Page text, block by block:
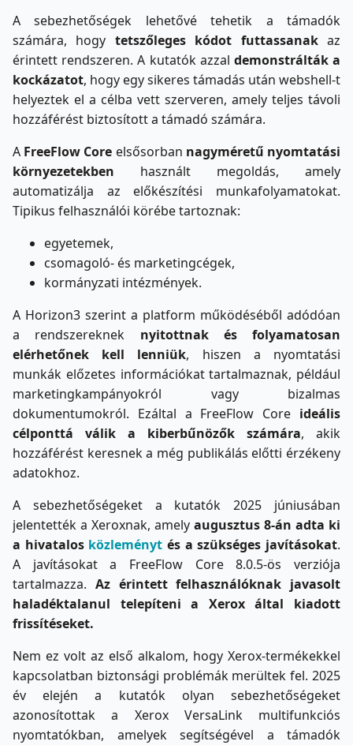
A sebezhetőségek lehetővé tehetik a támadók
számára, hogy tetszőleges kódot futtassanakaz
érintett rendszeren. A kutatók azzal demonstrálták a
kockázatot, hogy egy sikeres támadás után webshell-t
helyeztek el a célba vett szerveren, amely teljes távoli
hozzáférést biztosított a támadó számára.
A FreeFlow Core elsősorban nagyméretű nyomtatási
környezetekben használt megoldás, amely
automatizálja az előkészítési munkafolyamatokat.
Tipikus felhasználói körébe tartoznak:
egyetemek,
csomagoló- és marketingcégek,
kormányzati intézmények.
A Horizon3 szerint a platform működéséből adódóan
a rendszereknek nyitottnak és folyamatosan
elérhetőnek kell lenniük, hiszen a nyomtatási
munkák előzetes információkat tartalmaznak, például
marketingkampányokról vagy bizalmas
dokumentumokról. Ezáltal a FreeFlow Core ideális
célponttá válik a kiberbűnözők számára, akik
hozzáférést keresnek a még publikálás előtti érzékeny
adatokhoz.
A sebezhetőségeket a kutatók 2025 júniusában
jelentették a Xeroxnak, amely augusztus 8-án adta ki
a hivatalos közleményt és a szükséges javításokat.
A javításokat a FreeFlow Core 8.0.5-ös verziója
tartalmazza. Az érintett felhasználóknak javasolt
haladéktalanul telepíteni a Xerox által kiadott
frissítéseket.
Nem ez volt az első alkalom, hogy Xerox-termékekkel
kapcsolatban biztonsági problémák merültek fel. 2025
év elején a kutatók olyan sebezhetőségeket
azonosítottak a Xerox VersaLink multifunkciós
nyomtatókban, amelyek segítségével a támadók